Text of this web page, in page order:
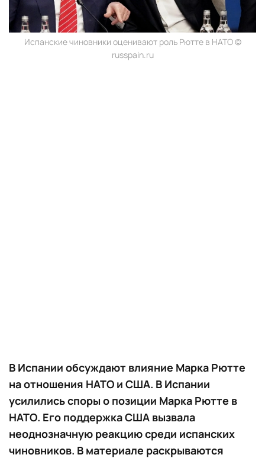
Испанские чиновники оценивают роль Рютте в НАТО ©
russpain.ru
В Испании обсуждают влияние Марка Рютте
на отношения НАТО и США. В Испании
усилились споры о позиции Марка Рютте в
НАТО. Его поддержка США вызвала
неоднозначную реакцию среди испанских
чиновников. В материале раскрываются